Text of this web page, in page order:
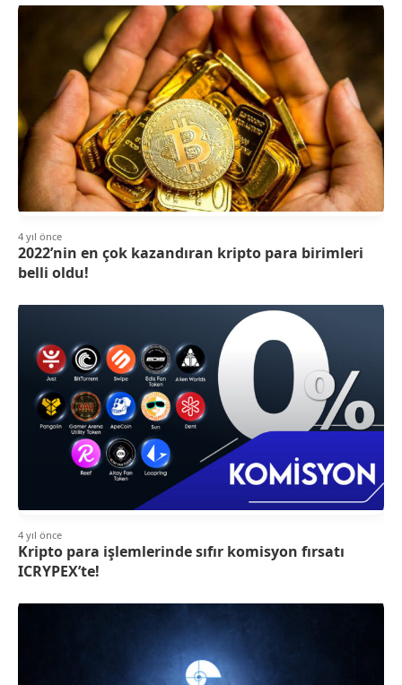
4 yıl önce
2022’nin en çok kazandıran kripto para birimleri
belli oldu!
4 yıl önce
Kripto para işlemlerinde sıfır komisyon fırsatı
ICRYPEX’te!